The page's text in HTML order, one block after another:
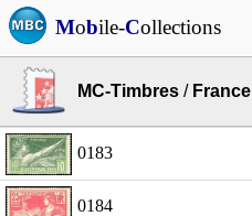
Mobile-Collections
MC-Timbres / France
0183
0184